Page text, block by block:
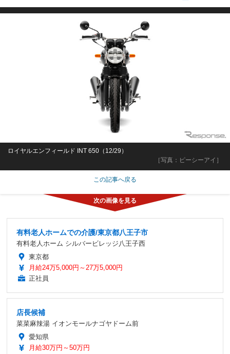
［写真：ピーシーアイ］
ロイヤルエンフィールド INT 650（12/29）
この記事へ戻る
有料老人ホームでの介護/東京都八王子市
有料老人ホーム シルバービレッジ八王子西
東京都
月給24万5,000円～27万5,000円
正社員
店長候補
菜菜麻辣湯 イオンモールナゴヤドーム前
愛知県
月給30万円～50万円